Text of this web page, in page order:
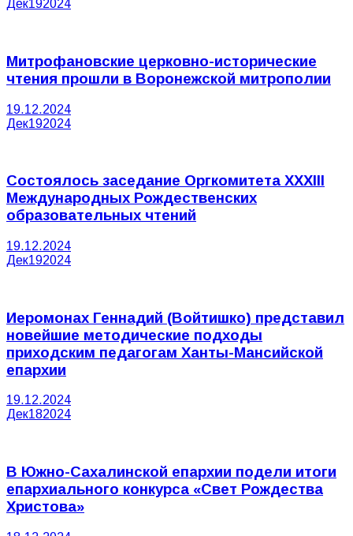
Дек192024
Митрофановские церковно-исторические
чтения прошли в Воронежской митрополии
19.12.2024
Дек192024
Состоялось заседание Оргкомитета XXXIII
Международных Рождественских
образовательных чтений
19.12.2024
Дек192024
Иеромонах Геннадий (Войтишко) представил
новейшие методические подходы
приходским педагогам Ханты-Мансийской
епархии
19.12.2024
Дек182024
В Южно-Сахалинской епархии подели итоги
епархиального конкурса «Свет Рождества
Христова»